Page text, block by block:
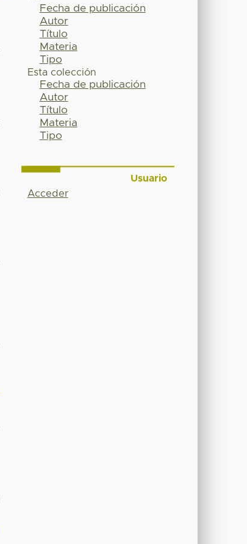
Fecha de publicación
Autor
Título
Materia
Tipo
Esta colección
Fecha de publicación
Autor
Título
Materia
Tipo
Usuario
Acceder